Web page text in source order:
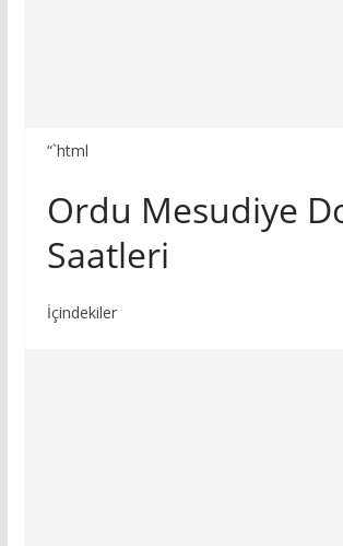
“`html
Ordu Mesudiye
Saatleri
İçindekiler